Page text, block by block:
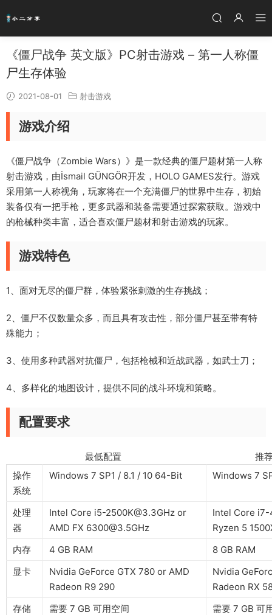
《僵尸战争 英文版》PC射击游戏 – 第一人称僵
尸生存体验
2021-08-01 射击游戏
游戏介绍
《僵尸战争（Zombie Wars）》是一款经典的僵尸题材第一人称
射击游戏，由İsmail GÜNGÖR开发，HOLO GAMES发行。游戏
采用第一人称视角，玩家将在一个充满僵尸的世界中生存，初始
装备仅有一把手枪，更多武器和装备需要通过探索获取。游戏中
的枪械种类丰富，适合喜欢僵尸题材和射击游戏的玩家。
游戏特色
1、面对无尽的僵尸群，体验紧张刺激的生存挑战；
2、僵尸不仅数量众多，而且具有攻击性，部分僵尸甚至带有特
殊能力；
3、使用多种武器对抗僵尸，包括枪械和近战武器，如武士刀；
4、多样化的地图设计，提供不同的战斗环境和策略。
配置要求
最低配置 推荐配
操作
系统
Windows 7 SP1 / 8.1 / 10 64-Bit Windows 7
处理
器
Intel Core i5-2500K@3.3GHz or
AMD FX 6300@3.5GHz
Intel Core i7-
Ryzen 5
内存
4 GB RAM
8 GB RAM
显卡
Nvidia GeForce GTX 780 or AMD
Radeon R9 290
Nvidia
Radeon RX
存储
需要 7 GB 可用空间 需要 7 GB 可